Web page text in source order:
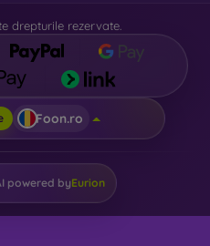
drepturile rezervate.
Foon.ro
powered byEurion